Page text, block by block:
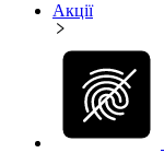
Акції